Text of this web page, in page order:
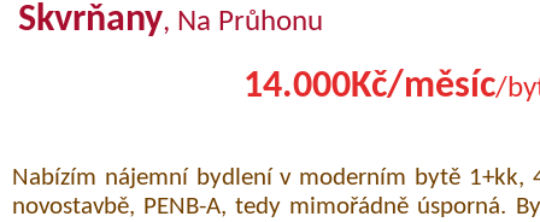
Skvrňany, Na Průhonu
14.000Kč/měsíc/
Nabízím nájemní bydlení v moderním bytě 1+kk,
novostavbě, PENB-A, tedy mimořádně úsporná.